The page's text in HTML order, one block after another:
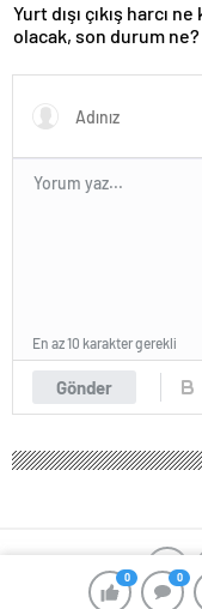
0 0
Yurt dışı çıkış harcı
olacak, son durum ne?
Gönder
En az 10 karakter gerekli